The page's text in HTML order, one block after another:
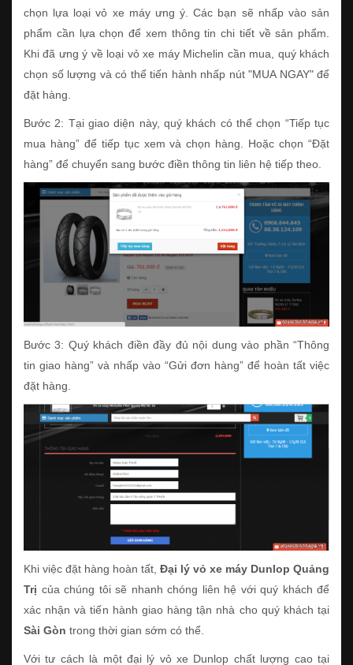
chọn lựa loại vỏ xe máy ưng ý. Các bạn sẽ nhấp vào sản
phẩm cần lựa chọn để xem thông tin chi tiết về sản phẩm.
Khi đã ưng ý về loại vỏ xe máy Michelin cần mua, quý khách
chọn số lượng và có thể tiến hành nhấp nút "MUA NGAY" để
đặt hàng.
Bước 2: Tại giao diện này, quý khách có thể chọn “Tiếp tục
mua hàng” để tiếp tục xem và chọn hàng. Hoặc chọn “Đặt
hàng” để chuyển sang bước điền thông tin liên hệ tiếp theo.
Bước 3: Quý khách điền đầy đủ nội dung vào phần “Thông
tin giao hàng” và nhấp vào “Gửi đơn hàng” để hoàn tất việc
đặt hàng.
Khi việc đặt hàng hoàn tất, Đại lý vỏ xe máy Dunlop Quảng
Trị của chúng tôi sẽ nhanh chóng liên hệ với quý khách để
xác nhận và tiến hành giao hàng tận nhà cho quý khách tại
Sài Gòn trong thời gian sớm có thể.
Với tư cách là một đại lý vỏ xe Dunlop chất lượng cao tại